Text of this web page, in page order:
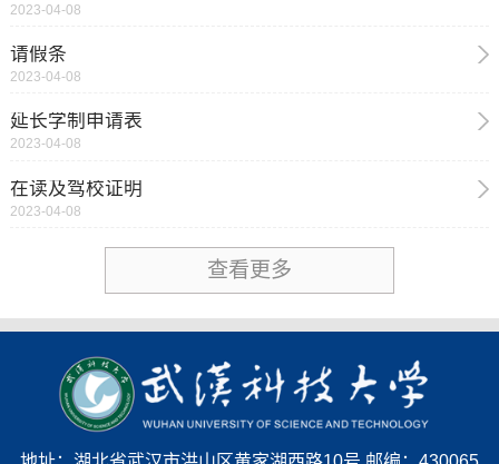
2023-04-08
请假条
2023-04-08
延长学制申请表
2023-04-08
在读及驾校证明
2023-04-08
查看更多